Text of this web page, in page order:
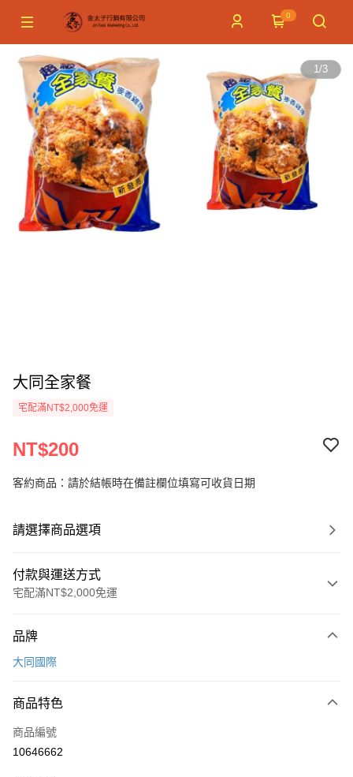
0
1/3
大同全家餐
宅配滿NT$2,000免運
NT$200
客約商品：請於結帳時在備註欄位填寫可收貨日期
請選擇商品選項
付款與運送方式
宅配滿NT$2,000免運
信用卡一次付款
Apple Pay
街口支付
品牌
大同國際
商品特色
商品編號
10646662